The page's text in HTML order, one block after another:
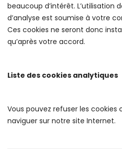
beaucoup d’intérêt. L’utilisation
d’analyse est soumise à votre
Ces cookies ne seront donc
qu’après votre accord.
Liste des cookies analytiques
Vous pouvez refuser les cookies
naviguer sur notre site Internet.